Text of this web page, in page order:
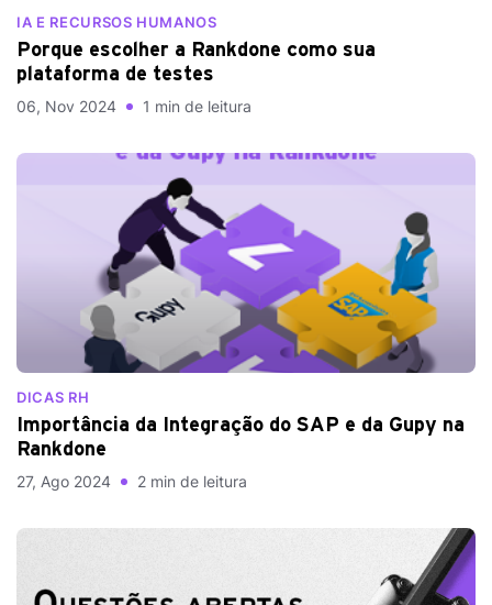
IA E RECURSOS HUMANOS
Porque escolher a Rankdone como sua
plataforma de testes
06, Nov 2024 1 min de leitura
DICAS RH
Importância da Integração do SAP e da Gupy na
Rankdone
27, Ago 2024 2 min de leitura